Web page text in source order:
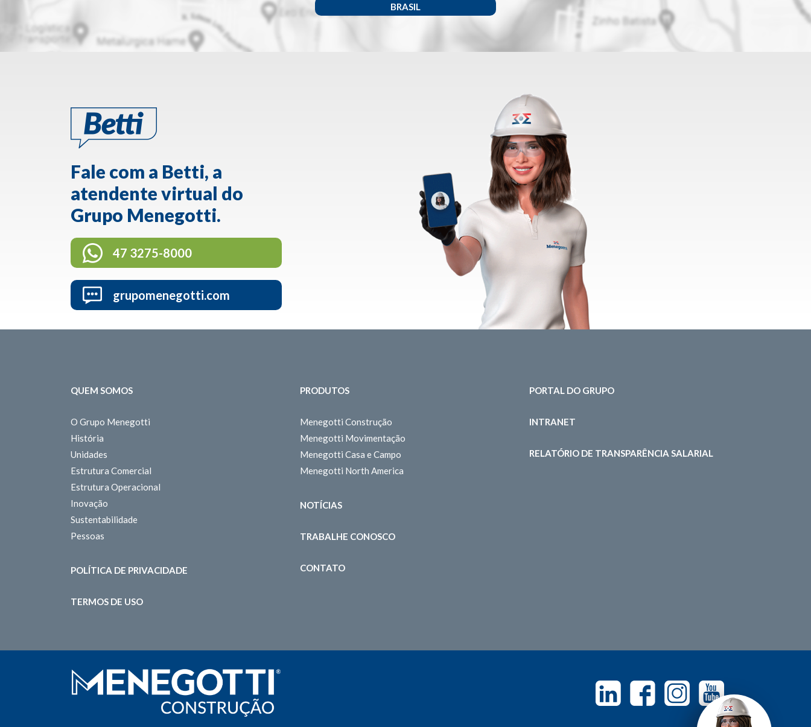
BRASIL
Fale com a Betti, a
atendente virtual do
Grupo Menegotti.
47 3275-8000
grupomenegotti.com
QUEM SOMOS
O Grupo Menegotti
História
Unidades
Estrutura Comercial
Estrutura Operacional
Inovação
Sustentabilidade
Pessoas
POLÍTICA DE PRIVACIDADE
TERMOS DE USO
PRODUTOS
Menegotti Construção
Menegotti Movimentação
Menegotti Casa e Campo
Menegotti North America
NOTÍCIAS
TRABALHE CONOSCO
CONTATO
PORTAL DO GRUPO
INTRANET
RELATÓRIO DE TRANSPARÊNCIA SALARIAL
Linkedin Facebook Instagram